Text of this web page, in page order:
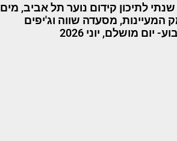
שנתי לתיכון קידום נוער תל אביב, מים
המעיינות, מסעדה שווה וג'יפים
יום מושלם, יוני 2026